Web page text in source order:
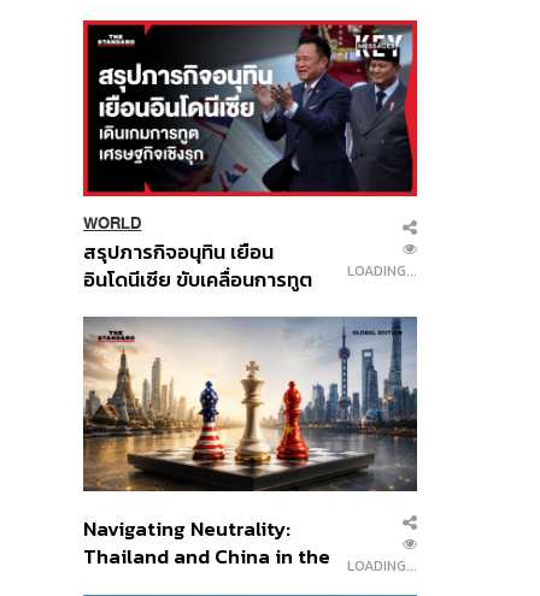
WORLD
สรุปภารกิจอนุทิน เยือน
อินโดนีเซีย ขับเคลื่อนการทูต
ส่วนยุทธศาสตร์ไทย –
อินโดนีเซีย
LOADING...
Navigating Neutrality:
Thailand and China in the
LOADING...